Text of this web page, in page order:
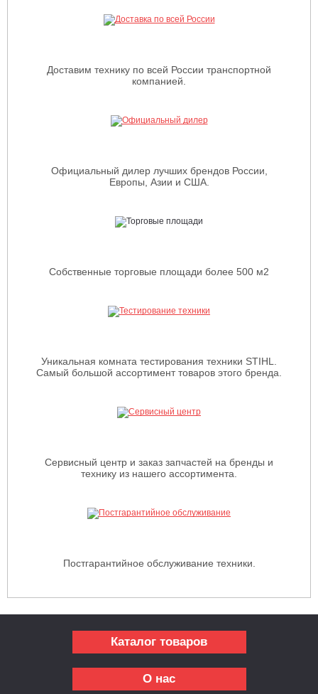
Доставим технику по всей России транспортной
компанией.
Официальный дилер лучших брендов России,
Европы, Азии и США.
Собственные торговые площади более 500 м2
Уникальная комната тестирования техники STIHL.
Самый большой ассортимент товаров этого бренда.
Сервисный центр и заказ запчастей на бренды и
технику из нашего ассортимента.
Постгарантийное обслуживание техники.
Каталог товаров
О нас